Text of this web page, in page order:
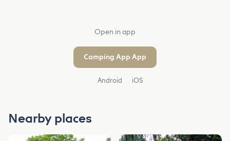
Open in app
Camping App App
Android iOS
Nearby places